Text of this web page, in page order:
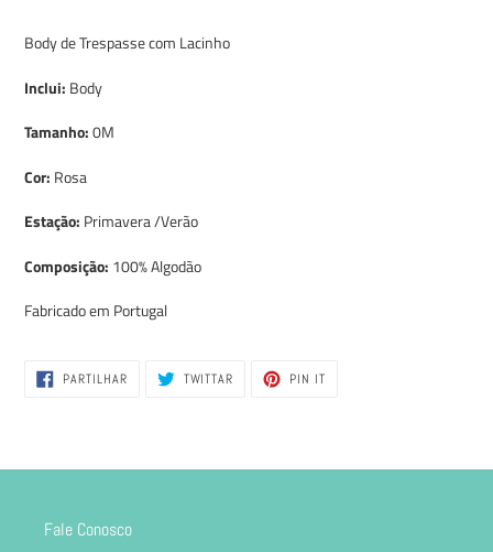
adicionar
produto
ao
seu
carrinho
Body de Trespasse com Lacinho
Inclui: Body
Tamanho:0M
Cor: Rosa
Estação: Primavera /Verão
Composição: 100% Algodão
Fabricado em Portugal
PARTILHARPARTILHE
NO
TWITTAR TWITTAR PIN IT
Fale Conosco